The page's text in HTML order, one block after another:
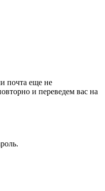
почта еще не
и переведем вас на